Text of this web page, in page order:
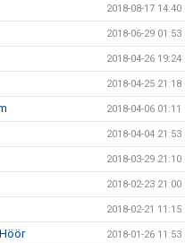
2018-08-17 14:40
2018-06-29 01:53
2018-04-26 19:24
2018-04-25 21:18
2018-04-06 01:11
2018-04-04 21:53
2018-03-29 21:10
2018-02-23 21:00
2018-02-21 11:15
2018-01-26 11:53